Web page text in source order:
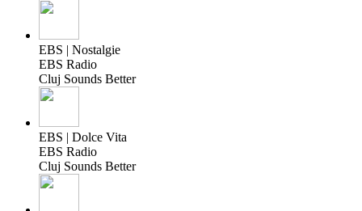
EBS | Nostalgie
EBS Radio
Cluj Sounds Better
EBS | Dolce Vita
EBS Radio
Cluj Sounds Better